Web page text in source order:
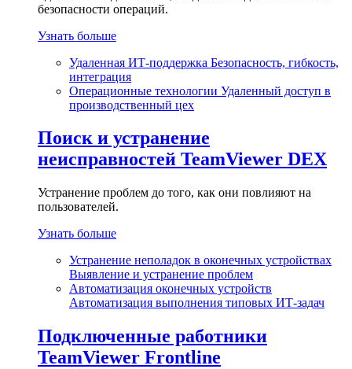
безопасности операций.
Узнать больше
Удаленная ИТ-поддержка Безопасность, гибкость,
интеграция
Операционные технологии Удаленный доступ в
производственный цех
Поиск и устранение
неисправностей TeamViewer DEX
Устранение проблем до того, как они повлияют на
пользователей.
Узнать больше
Устранение неполадок в оконечных устройствах
Выявление и устранение проблем
Автоматизация оконечных устройств
Автоматизация выполнения типовых ИТ-задач
Подключенные работники
TeamViewer Frontline